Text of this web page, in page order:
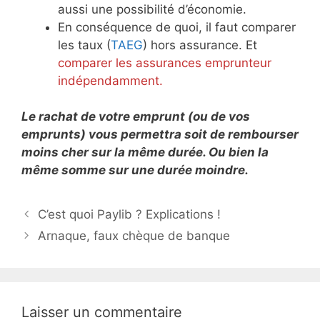
aussi une possibilité d’économie.
En conséquence de quoi, il faut comparer
les taux (TAEG) hors assurance. Et
comparer les assurances emprunteur
indépendamment.
Le rachat de votre emprunt (ou de vos
emprunts) vous permettra soit de rembourser
moins cher sur la même durée. Ou bien la
même somme sur une durée moindre.
N
a
C’est quoi Paylib ? Explications !
Arnaque, faux chèque de banque
Laisser un commentaire